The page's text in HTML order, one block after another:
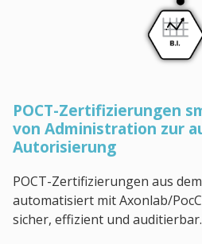
POCT-Zertifizierungen
von Administration zur
Autorisierung
POCT-Zertifizierungen aus dem
automatisiert mit Axonlab/
sicher, effizient und auditierbar.